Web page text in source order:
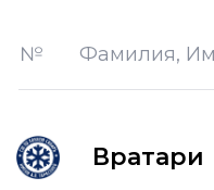
О —
ПШ —
№ Фамилия,
Вратари